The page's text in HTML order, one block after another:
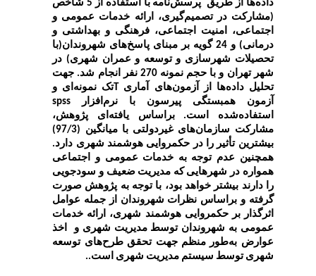
داده‌ها از طریق پرسش‌نامه با استفاده از 5 شاخص
(مشارکت در تصمیم‌گیری، ارائه خدمات عمومی و
اجتماعی، امنیت اجتماعی، فرهنگی و بهداشتی و
درمانی) و 24 گویه بر مبنای پاسخ‌های شهروندان(با
تحصیلات شهرسازی و توسعه و عمران شهری) در
شهر تهران و با حجم نمونه 270 نفر انجام شد. جهت
تحلیل داده‌ها از آزمون‌های آماری
Tتک نمونه‌ای و
آزمون همبستگی پیرسون با نرم‌افزار spss
استفاده‌شده است. براساس یافته‌ای پژوهش،
مشارکت سازمان‌های غیردولتی با میانگین (97/3)
بیشترین تأثیر را در حکمروایی هوشمند شهری دارد.
همچنین عدم توجه به خدمات عمومی و اجتماعی
همواره در شهرهایی که مدیریت ضعیف و سودجویی
را دارند بیشتر خواهد بود، با توجه به پژوهش صورت
گرفته و براساس نظرات شهروندان از جمله عوامل
اثرگذار بر حکمروایی هوشمند شهری، ارائه خدمات
عمومی به شهروندان توسط مدیریت شهری و اخذ
عوارض به‌طور منظم جهت تحقق طرح‌های توسعه
شهری توسط سیستم مدیریت شهری است..